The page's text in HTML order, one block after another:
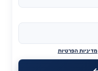
מדיניות הפרטיות